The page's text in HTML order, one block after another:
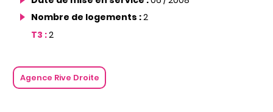
Nombre de logements :2
T3 :2
Agence Rive Droite